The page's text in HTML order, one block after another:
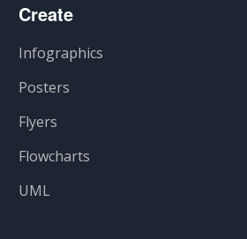
Create
Infographics
Posters
Flyers
Flowcharts
UML